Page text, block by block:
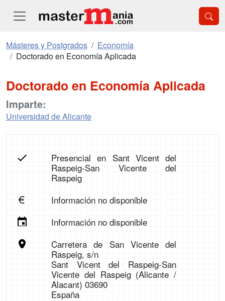
Másteres y Postgrados
Economía
Doctorado en Economía Aplicada
Doctorado en Economía Aplicada
Imparte:
Universidad de Alicante
Presencial en Sant Vicent del
Raspeig-San Vicente del
Raspeig
Información no disponible
Información no disponible
Carretera de San Vicente del
Raspeig, s/n
Sant Vicent del Raspeig-San
Vicente del Raspeig (Alicante /
Alacant) 03690
España